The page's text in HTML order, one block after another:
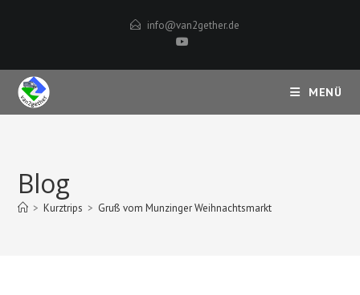
info@van2gether.de
MENÜ
Blog
> Kurztrips > Gruß vom Munzinger Weihnachtsmarkt